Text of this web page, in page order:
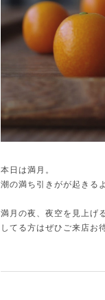
本日は満月。
潮の満ち引きがが起きる
満月の夜、夜空を見上げ
してる方はぜひご来店お